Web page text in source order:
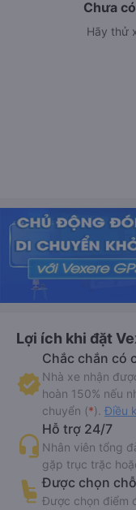
Chưa
Hãy thử
Lợi ích khi đặt
Chắc chắn có
Nhà xe nhận
hoàn 150% nếu
chuyển (*). Điều
Hỗ trợ 24/7
Nhân viên tổng
gặp trục trặc
Được chọn
Được chọn điểm